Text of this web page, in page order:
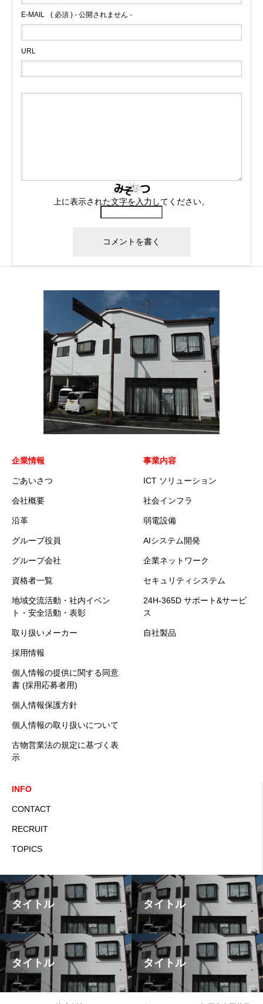
E-MAIL ( 必須 ) - 公開されません -
URL
上に表示された文字を入力してください。
企業情報
ごあいさつ
会社概要
沿革
グループ役員
グループ会社
資格者一覧
地域交流活動・社内イベン
ト・安全活動・表彰
取り扱いメーカー
採用情報
個人情報の提供に関する同意
書 (採用応募者用)
個人情報保護方針
個人情報の取り扱いについて
古物営業法の規定に基づく表
示
事業内容
ICT ソリューション
社会インフラ
弱電設備
AIシステム開発
企業ネットワーク
セキュリティシステム
24H-365D サポート&サービ
ス
自社製品
INFO
CONTACT
RECRUIT
TOPICS
タイトル タイトル
タイトル タイトル